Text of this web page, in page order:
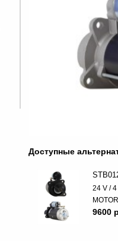
Доступные
24 V /
9600